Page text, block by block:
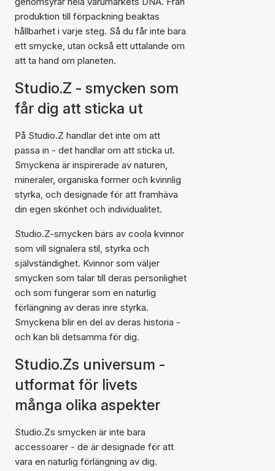
produktion till förpackning beaktas
hållbarhet i varje steg. Så du får inte bara
ett smycke, utan också ett uttalande om
att ta hand om planeten.
Studio.Z - smycken som
får dig att sticka ut
På Studio.Z handlar det inte om att
passa in - det handlar om att sticka ut.
Smyckena är inspirerade av naturen,
mineraler, organiska former och kvinnlig
styrka, och designade för att framhäva
din egen skönhet och individualitet.
Studio.Z-smycken bärs av coola kvinnor
som vill signalera stil, styrka och
självständighet. Kvinnor som väljer
smycken som talar till deras personlighet
och som fungerar som en naturlig
förlängning av deras inre styrka.
Smyckena blir en del av deras historia -
och kan bli detsamma för dig.
Studio.Zs universum -
utformat för livets
många olika aspekter
Studio.Zs smycken är inte bara
accessoarer - de är designade för att
vara en naturlig förlängning av dig.